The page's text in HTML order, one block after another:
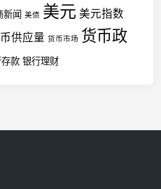
新闻 美债 美元 美元指数
供应量 货币市场 货币政
款 银行理财